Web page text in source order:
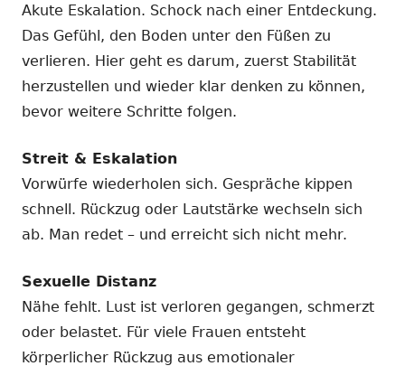
Akute Eskalation. Schock nach einer Entdeckung.
Das Gefühl, den Boden unter den Füßen zu
verlieren. Hier geht es darum, zuerst Stabilität
herzustellen und wieder klar denken zu können,
bevor weitere Schritte folgen.
Streit & Eskalation
Vorwürfe wiederholen sich. Gespräche kippen
schnell. Rückzug oder Lautstärke wechseln sich
ab. Man redet – und erreicht sich nicht mehr.
Sexuelle Distanz
Nähe fehlt. Lust ist verloren gegangen, schmerzt
oder belastet. Für viele Frauen entsteht
körperlicher Rückzug aus emotionaler